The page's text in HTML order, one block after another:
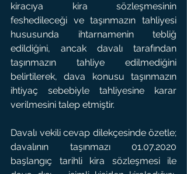
kiracıya kira sözleşmesinin
feshedileceği ve taşınmazın tahliyesi
hususunda ihtarnamenin tebliğ
edildiğini, ancak davalı tarafından
taşınmazın tahliye edilmediğini
belirtilerek, dava konusu taşınmazın
ihtiyaç sebebiyle tahliyesine karar
verilmesini talep etmiştir.
Davalı vekili cevap dilekçesinde özetle;
davalının taşınmazı 01.07.2020
başlangıç tarihli kira sözleşmesi ile